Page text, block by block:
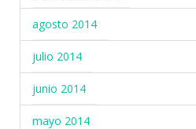
agosto 2014
julio 2014
junio 2014
mayo 2014